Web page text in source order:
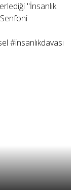
"İnsanlık
#insanlıkdavası